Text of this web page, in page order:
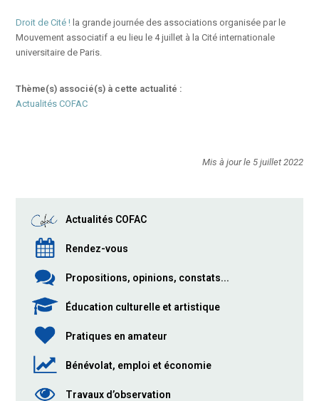
Droit de Cité ! la grande journée des associations organisée par le
Mouvement associatif a eu lieu le 4 juillet à la Cité internationale
universitaire de Paris.
Thème(s) associé(s) à cette actualité :
Actualités COFAC
Mis à jour le 5 juillet 2022
Actualités COFAC
Rendez-vous
Propositions, opinions, constats...
Éducation culturelle et artistique
Pratiques en amateur
Bénévolat, emploi et économie
Travaux d’observation